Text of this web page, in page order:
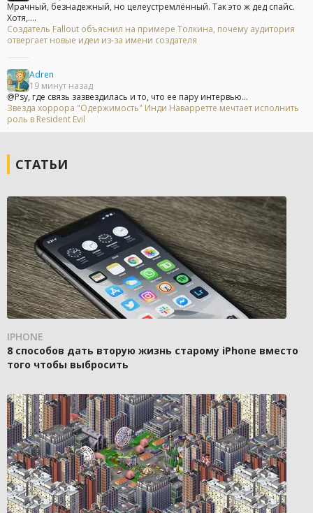
Мрачный, безнадежный, но целеустремлённый. Так это ж дед спайс.
Хотя,....
Создатель Fallout объяснил на примере Толкина, почему аудитория
отвергает новые идеи из-за имени создателя
Adren
19 минут назад
@Psy, где связь зазвездилась и то, что ее пару интервью...
Звезда хоррора "Одержимость" Инди Наварретте мечтает исполнить
роль в Resident Evil
СТАТЬИ
IPHONE
8 способов дать вторую жизнь старому iPhone вместо
того чтобы выбросить